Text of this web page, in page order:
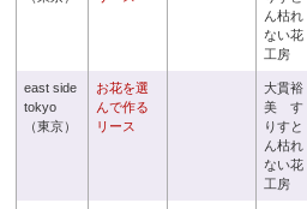
ん枯れ
ない花
工房
east side
tokyo
（東京）
お花を選
んで作る
リース
大貫裕
美 す
りすと
ん枯れ
ない花
工房